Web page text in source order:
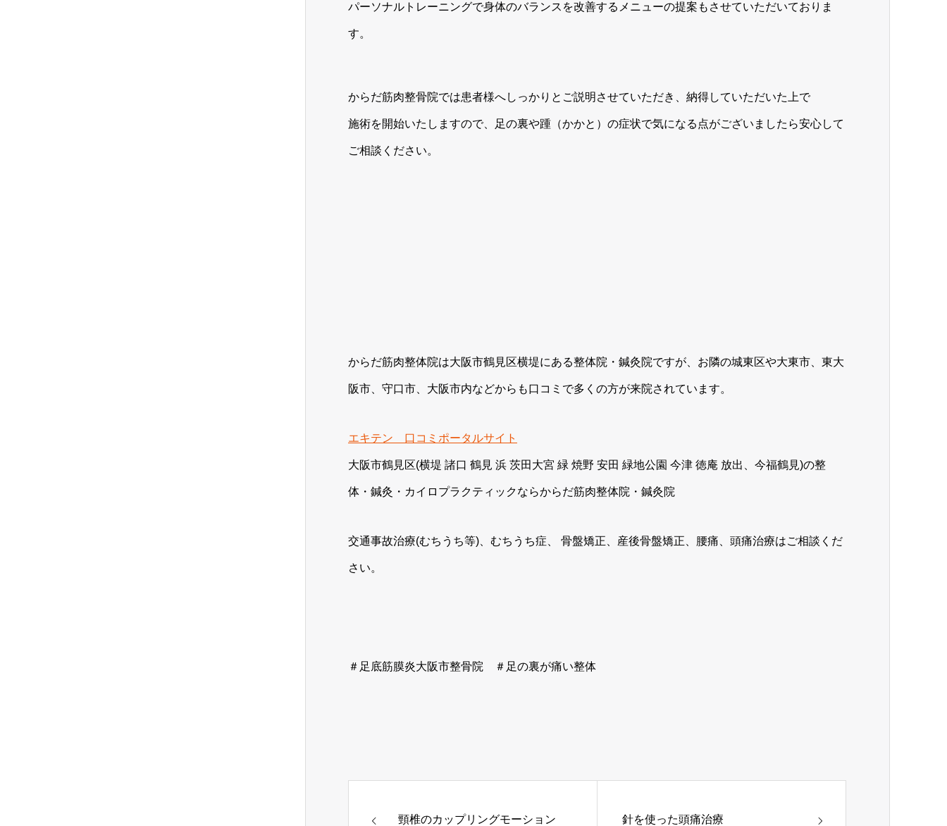
パーソナルトレーニングで身体のバランスを改善するメニューの提案もさせていただいておりま
す。
からだ筋肉整骨院では患者様へしっかりとご説明させていただき、納得していただいた上で
施術を開始いたしますので、足の裏や踵（かかと）の症状で気になる点がございましたら安心して
ご相談ください。
からだ筋肉整体院は大阪市鶴見区横堤にある整体院・鍼灸院ですが、お隣の城東区や大東市、東大
阪市、守口市、大阪市内などからも口コミで多くの方が来院されています。
エキテン 口コミポータルサイト
大阪市鶴見区(横堤 諸口 鶴見 浜 茨田大宮 緑 焼野 安田 緑地公園 今津 徳庵 放出、今福鶴見)の整
体・鍼灸・カイロプラクティックならからだ筋肉整体院・鍼灸院
交通事故治療(むちうち等)、むちうち症、 骨盤矯正、産後骨盤矯正、腰痛、頭痛治療はご相談くだ
さい。
＃足底筋膜炎大阪市整骨院 ＃足の裏が痛い整体
頸椎のカップリングモーション 針を使った頭痛治療